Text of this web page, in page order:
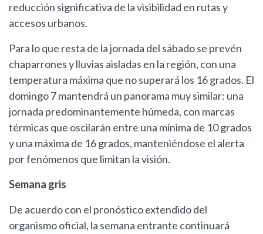
reducción significativa de la visibilidad en rutas y
accesos urbanos.
Para lo que resta de la jornada del sábado se prevén
chaparrones y lluvias aisladas en la región, con una
temperatura máxima que no superará los 16 grados. El
domingo 7 mantendrá un panorama muy similar: una
jornada predominantemente húmeda, con marcas
térmicas que oscilarán entre una mínima de 10 grados
y una máxima de 16 grados, manteniéndose el alerta
por fenómenos que limitan la visión.
Semana gris
De acuerdo con el pronóstico extendido del
organismo oficial, la semana entrante continuará